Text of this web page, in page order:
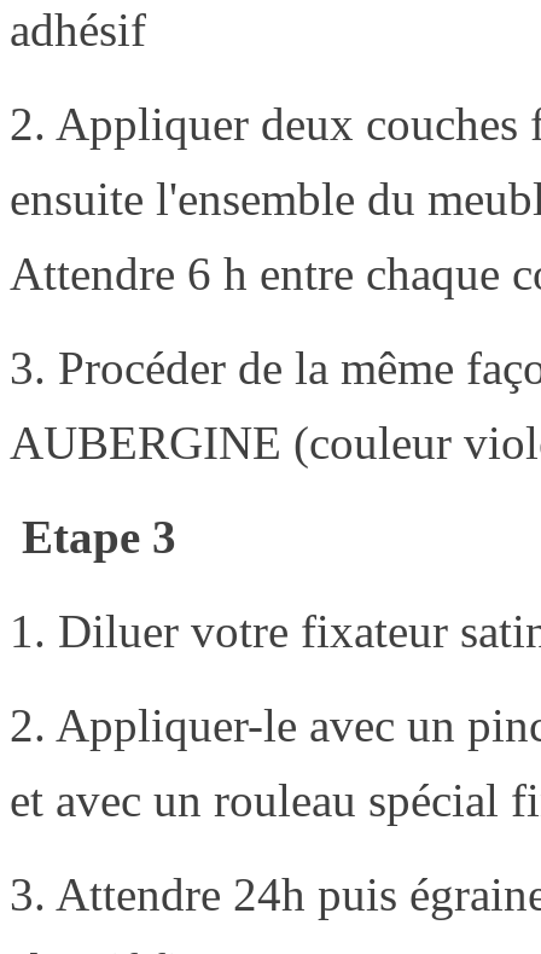
adhésif
2. Appliquer deux
ensuite l'ensemble du
Attendre 6 h entre chaque
3. Procéder de la même
AUBERGINE (couleur
Etape 3
1. Diluer votre fixateur
2. Appliquer-le avec un
et avec un rouleau spécial
3. Attendre 24h puis